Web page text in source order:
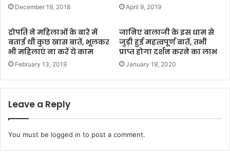
December 19, 2018 April 9, 2019
द्रोपति ने महिलाओं के बारे में
बताई थी कुछ खास बातें, भूलकर
भी महिलाएं ना करें ये काम
February 13, 2019
जानिए बालाजी के इस धाम से
जुड़ी हुई महत्वपूर्ण बातें, तभी
प्राप्त होगा दर्शन करने का लाभ
January 19, 2020
Leave a Reply
You must be logged in to post a comment.